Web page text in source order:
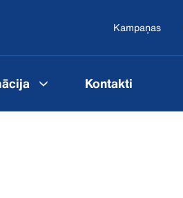
Kampaņas
Kontakti